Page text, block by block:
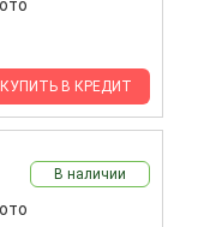
КУПИТЬ В КРЕДИТ
В наличии